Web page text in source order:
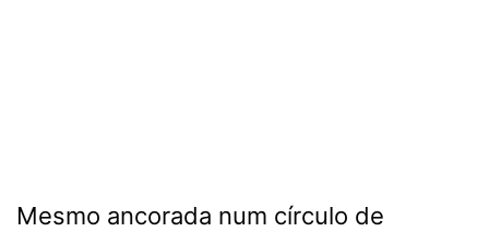
Mesmo ancorada num círculo de